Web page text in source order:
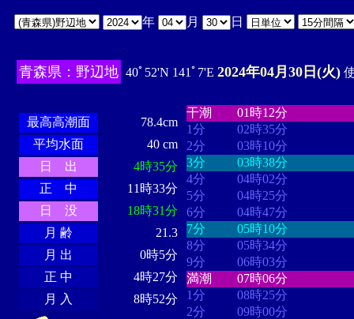
年 月 日
青森県：野辺地 40ﾟ52'N 141ﾟ7'E 2024年04月30日(火)
最高高潮面
78.4cm
平均水面
40 cm
日 出
4時35分
正 中
11時33分
日 没
18時31分
月 齢
21.3
月 出
0時5分
正 中
4時27分
月 入
8時52分
干潮
01時12分
1分
02時35分
2分
03時10分
3分
03時38分
4分
04時02分
5分
04時25分
6分
04時47分
7分
05時10分
8分
05時34分
9分
06時03分
満潮
07時06分
1分
08時25分
2分
09時00分